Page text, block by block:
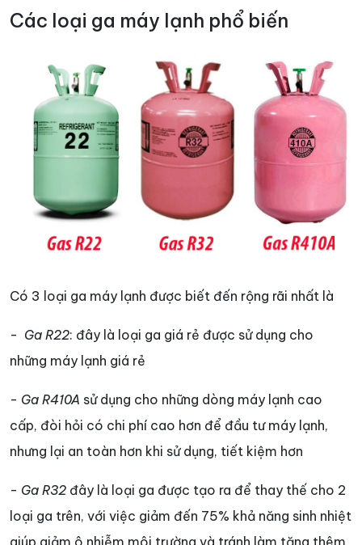
Các loại ga máy lạnh phổ biến
Có 3 loại ga máy lạnh được biết đến rộng rãi nhất là
- Ga R22: đây là loại ga giá rẻ được sử dụng cho
những máy lạnh giá rẻ
- Ga R410A sử dụng cho những dòng máy lạnh cao
cấp, đòi hỏi có chi phí cao hơn để đầu tư máy lạnh,
nhưng lại an toàn hơn khi sử dụng, tiết kiệm hơn
- Ga R32 đây là loại ga được tạo ra để thay thế cho 2
loại ga trên, với việc giảm đến 75% khả năng sinh nhiệt
giúp giảm ô nhiễm môi trường và tránh làm tăng thêm